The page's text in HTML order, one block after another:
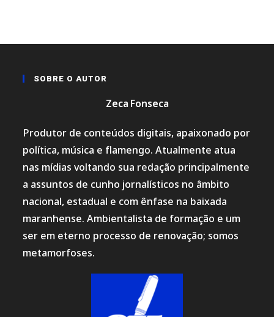
SOBRE O AUTOR
Zeca Fonseca
Produtor de conteúdos digitais, apaixonado por
política, música e flamengo. Atualmente atua
nas mídias voltando sua redação principalmente
a assuntos de cunho jornalísticos no âmbito
nacional, estadual e com ênfase na baixada
maranhense. Ambientalista de formação e um
ser em eterno processo de renovação; somos
metamorfoses.